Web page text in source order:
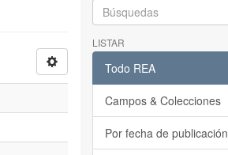
LISTAR
Todo REA
Campos & Colecciones
Por fecha de publicación